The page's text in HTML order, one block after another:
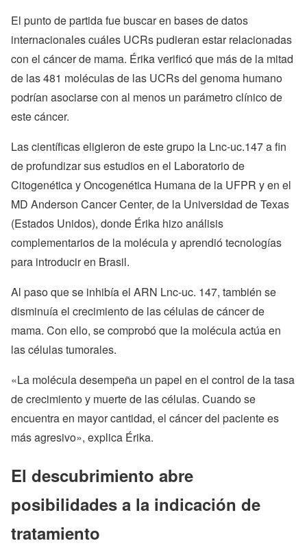
El punto de partida fue buscar en bases de datos
internacionales cuáles UCRs pudieran estar relacionadas
con el cáncer de mama. Érika verificó que más de la mitad
de las 481 moléculas de las UCRs del genoma humano
podrían asociarse con al menos un parámetro clínico de
este cáncer.
Las científicas eligieron de este grupo la Lnc-uc.147 a fin
de profundizar sus estudios en el Laboratorio de
Citogenética y Oncogenética Humana de la UFPR y en el
MD Anderson Cancer Center, de la Universidad de Texas
(Estados Unidos), donde Érika hizo análisis
complementarios de la molécula y aprendió tecnologías
para introducir en Brasil.
Al paso que se inhibía el ARN Lnc-uc. 147, también se
disminuía el crecimiento de las células de cáncer de
mama. Con ello, se comprobó que la molécula actúa en
las células tumorales.
«La molécula desempeña un papel en el control de la tasa
de crecimiento y muerte de las células. Cuando se
encuentra en mayor cantidad, el cáncer del paciente es
más agresivo», explica Érika.
El descubrimiento abre
posibilidades a la indicación de
tratamiento